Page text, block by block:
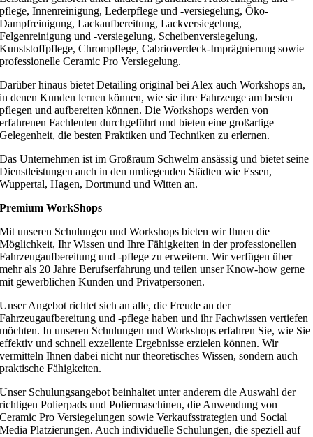
pflege, Innenreinigung, Lederpflege und -versiegelung, Öko-
Dampfreinigung, Lackaufbereitung, Lackversiegelung,
Felgenreinigung und -versiegelung, Scheibenversiegelung,
Kunststoffpflege, Chrompflege, Cabrioverdeck-Imprägnierung sowie
professionelle Ceramic Pro Versiegelung.
Darüber hinaus bietet Detailing original bei Alex auch Workshops an,
in denen Kunden lernen können, wie sie ihre Fahrzeuge am besten
pflegen und aufbereiten können. Die Workshops werden von
erfahrenen Fachleuten durchgeführt und bieten eine großartige
Gelegenheit, die besten Praktiken und Techniken zu erlernen.
Das Unternehmen ist im Großraum Schwelm ansässig und bietet seine
Dienstleistungen auch in den umliegenden Städten wie Essen,
Wuppertal, Hagen, Dortmund und Witten an.
Premium WorkShops
Mit unseren Schulungen und Workshops bieten wir Ihnen die
Möglichkeit, Ihr Wissen und Ihre Fähigkeiten in der professionellen
Fahrzeugaufbereitung und -pflege zu erweitern. Wir verfügen über
mehr als 20 Jahre Berufserfahrung und teilen unser Know-how gerne
mit gewerblichen Kunden und Privatpersonen.
Unser Angebot richtet sich an alle, die Freude an der
Fahrzeugaufbereitung und -pflege haben und ihr Fachwissen vertiefen
möchten. In unseren Schulungen und Workshops erfahren Sie, wie Sie
effektiv und schnell exzellente Ergebnisse erzielen können. Wir
vermitteln Ihnen dabei nicht nur theoretisches Wissen, sondern auch
praktische Fähigkeiten.
Unser Schulungsangebot beinhaltet unter anderem die Auswahl der
richtigen Polierpads und Poliermaschinen, die Anwendung von
Ceramic Pro Versiegelungen sowie Verkaufsstrategien und Social
Media Platzierungen. Auch individuelle Schulungen, die speziell auf